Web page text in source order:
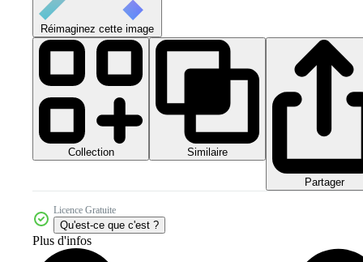
Réimaginez cette image
Collection Similaire
Partager
Licence Gratuite
Qu'est-ce que c'est ?
Plus d'infos